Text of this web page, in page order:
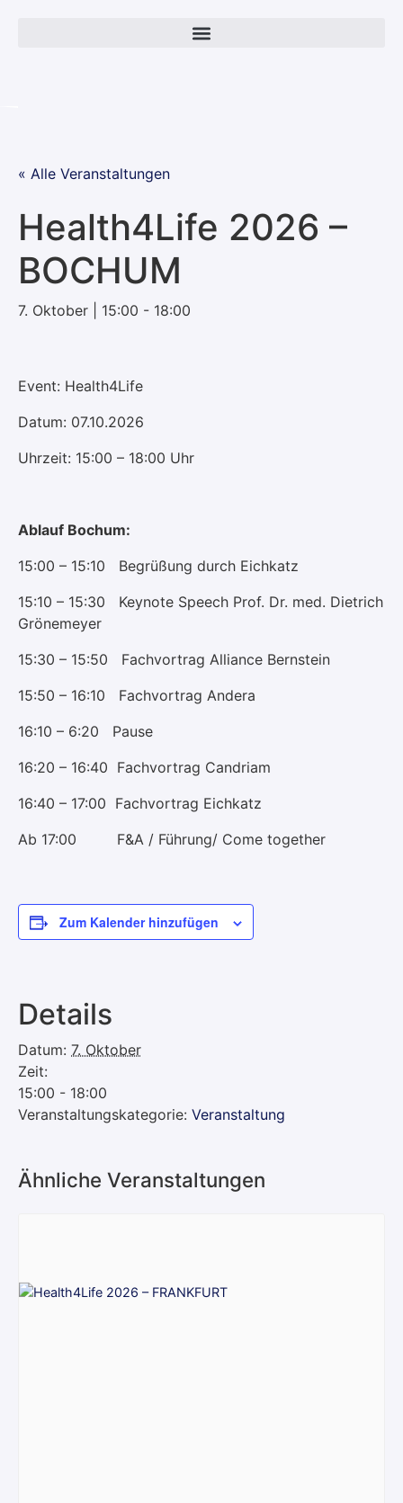
« Alle Veranstaltungen
Health4Life 2026 –
BOCHUM
7. Oktober | 15:00 - 18:00
Event: Health4Life
Datum: 07.10.2026
Uhrzeit: 15:00 – 18:00 Uhr
Ablauf Bochum:
15:00 – 15:10 Begrüßung durch Eichkatz
15:10 – 15:30 Keynote Speech Prof. Dr. med. Dietrich
Grönemeyer
15:30 – 15:50 Fachvortrag Alliance Bernstein
15:50 – 16:10 Fachvortrag Andera
16:10 – 6:20 Pause
16:20 – 16:40 Fachvortrag Candriam
16:40 – 17:00 Fachvortrag Eichkatz
Ab 17:00 F&A / Führung/ Come together
Zum Kalender hinzufügen
Details
Datum: 7. Oktober
Zeit:
15:00 - 18:00
Veranstaltungskategorie: Veranstaltung
Ähnliche Veranstaltungen